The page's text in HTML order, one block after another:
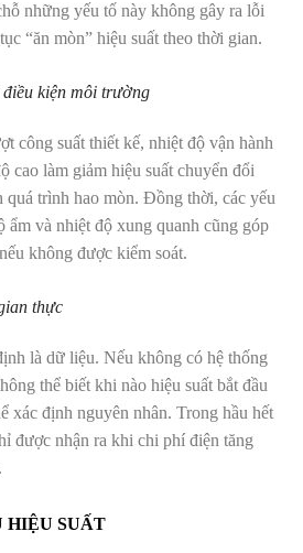
những yếu tố này không gây ra lỗi
“ăn mòn” hiệu suất theo thời gian.
kiện môi trường
công suất thiết kế, nhiệt độ vận hành
cao làm giảm hiệu suất chuyển đổi
quá trình hao mòn. Đồng thời, các yếu
và nhiệt độ xung quanh cũng góp
không được kiểm soát.
thực
là dữ liệu. Nếu không có hệ thống
thể biết khi nào hiệu suất bắt đầu
xác định nguyên nhân. Trong hầu hết
được nhận ra khi chi phí điện tăng
HIỆU SUẤT